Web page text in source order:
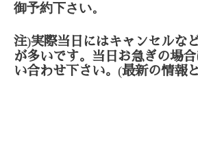
御予約下さい。
注)実際当日にはキャンセルな
が多いです。当日お急ぎの場
い合わせ下さい。 (最新の情報